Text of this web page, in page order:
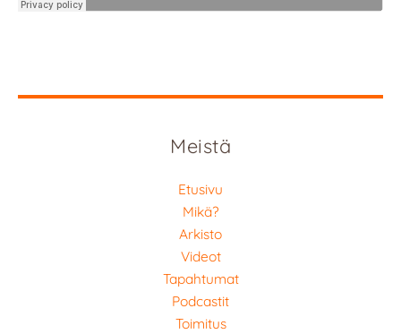
Meistä
Etusivu
Mikä?
Arkisto
Videot
Tapahtumat
Podcastit
Toimitus